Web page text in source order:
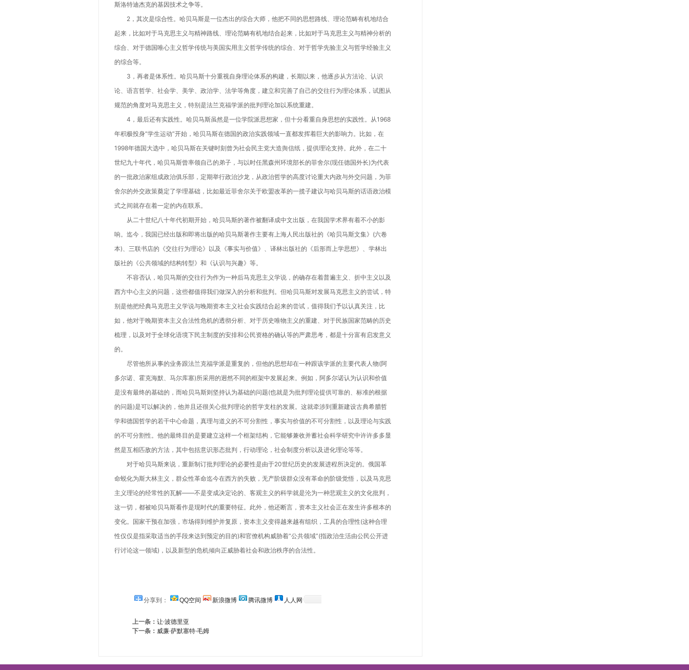
斯洛特迪杰克的基因技术之争等。
2，其次是综合性。哈贝马斯是一位杰出的综合大师，他把不同的思想路线、理论范畴有机地结合
起来，比如对于马克思主义与精神路线、理论范畴有机地结合起来，比如对于马克思主义与精神分析的
综合、对于德国唯心主义哲学传统与美国实用主义哲学传统的综合、对于哲学先验主义与哲学经验主义
的综合等。
3，再者是体系性。哈贝马斯十分重视自身理论体系的构建，长期以来，他逐步从方法论、认识
论、语言哲学、社会学、美学、政治学、法学等角度，建立和完善了自己的交往行为理论体系，试图从
规范的角度对马克思主义，特别是法兰克福学派的批判理论加以系统重建。
4，最后还有实践性。哈贝马斯虽然是一位学院派思想家，但十分看重自身思想的实践性。从1968
年积极投身“学生运动”开始，哈贝马斯在德国的政治实践领域一直都发挥着巨大的影响力。比如，在
1998年德国大选中，哈贝马斯在关键时刻曾为社会民主党大造舆信纸，提供理论支持。此外，在二十
世纪九十年代，哈贝马斯曾率领自己的弟子，与以时任黑森州环境部长的菲舍尔(现任德国外长)为代表
的一批政治家组成政治俱乐部，定期举行政治沙龙，从政治哲学的高度讨论重大内政与外交问题，为菲
舍尔的外交政策奠定了学理基础，比如最近菲舍尔关于欧盟改革的一揽子建议与哈贝马斯的话语政治模
式之间就存在着一定的内在联系。
从二十世纪八十年代初期开始，哈贝马斯的著作被翻译成中文出版，在我国学术界有着不小的影
响。迄今，我国已经出版和即将出版的哈贝马斯著作主要有上海人民出版社的《哈贝马斯文集》(六卷
本)、三联书店的《交往行为理论》以及《事实与价值》、译林出版社的《后形而上学思想》、学林出
版社的《公共领域的结构转型》和《认识与兴趣》等。
不容否认，哈贝马斯的交往行为作为一种后马克思主义学说，的确存在着普遍主义、折中主义以及
西方中心主义的问题，这些都值得我们做深入的分析和批判。但哈贝马斯对发展马克思主义的尝试，特
别是他把经典马克思主义学说与晚期资本主义社会实践结合起来的尝试，值得我们予以认真关注，比
如，他对于晚期资本主义合法性危机的透彻分析、对于历史唯物主义的重建、对于民族国家范畴的历史
梳理，以及对于全球化语境下民主制度的安排和公民资格的确认等的严肃思考，都是十分富有启发意义
的。
尽管他所从事的业务跟法兰克福学派是重复的，但他的思想却在一种跟该学派的主要代表人物(阿
多尔诺、霍克海默、马尔库塞)所采用的迥然不同的框架中发展起来。例如，阿多尔诺认为认识和价值
是没有最终的基础的，而哈贝马斯则坚持认为基础的问题(也就是为批判理论提供可靠的、标准的根据
的问题)是可以解决的，他并且还很关心批判理论的哲学支柱的发展。这就牵涉到重新建设古典希腊哲
学和德国哲学的若干中心命题，真理与道义的不可分割性，事实与价值的不可分割性，以及理论与实践
的不可分割性。他的最终目的是要建立这样一个框架结构，它能够兼收并蓄社会科学研究中许许多多显
然是互相匹敌的方法，其中包括意识形态批判，行动理论，社会制度分析以及进化理论等等。
对于哈贝马斯来说，重新制订批判理论的必要性是由于20世纪历史的发展进程所决定的。俄国革
命蜕化为斯大林主义，群众性革命迄今在西方的失败，无产阶级群众没有革命的阶级觉悟，以及马克思
主义理论的经常性的瓦解——不是变成决定论的、客观主义的科学就是沦为一种悲观主义的文化批判，
这一切，都被哈贝马斯看作是现时代的重要特征。此外，他还断言，资本主义社会正在发生许多根本的
变化。国家干预在加强，市场得到维护并复原，资本主义变得越来越有组织，工具的合理性(这种合理
性仅仅是指采取适当的手段来达到预定的目的)和官僚机构威胁着“公共领域”(指政治生活由公民公开进
行讨论这一领域)，以及新型的危机倾向正威胁着社会和政治秩序的合法性。
分享到： QQ空间 新浪微博 腾讯微博 人人网
上一条： 让·波德里亚
下一条： 威廉·萨默塞特·毛姆